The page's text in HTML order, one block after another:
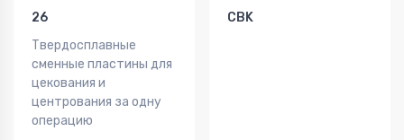
26
Твердосплавные
сменные пластины для
цекования и
центрования за одну
операцию
CBK